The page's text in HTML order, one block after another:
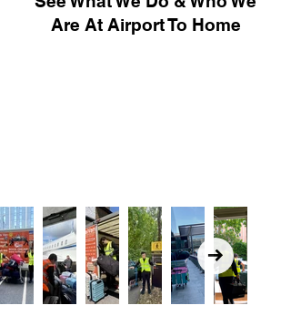
Are At Airport To Home